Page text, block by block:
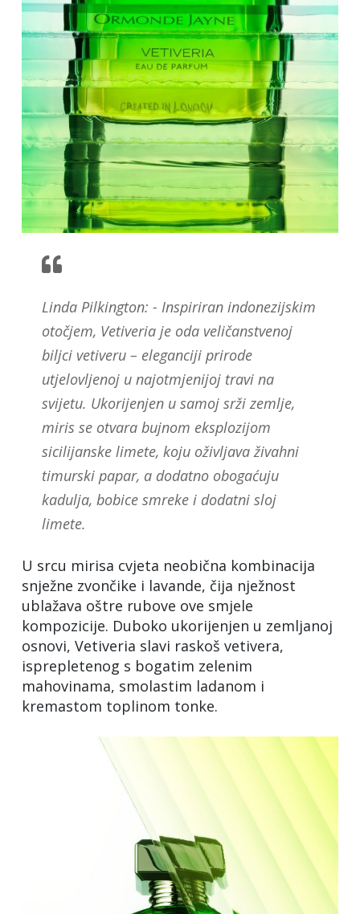
Linda Pilkington: - Inspiriran indonezijskim
otočjem, Vetiveria je oda veličanstvenoj
biljci vetiveru – eleganciji prirode
utjelovljenoj u najotmjenijoj travi na
svijetu. Ukorijenjen u samoj srži zemlje,
miris se otvara bujnom eksplozijom
sicilijanske limete, koju oživljava živahni
timurski papar, a dodatno obogaćuju
kadulja, bobice smreke i dodatni sloj
limete.
U srcu mirisa cvjeta neobična kombinacija
snježne zvončike i lavande, čija nježnost
ublažava oštre rubove ove smjele
kompozicije. Duboko ukorijenjen u zemljanoj
osnovi, Vetiveria slavi raskoš vetivera,
isprepletenog s bogatim zelenim
mahovinama, smolastim ladanom i
kremastom toplinom tonke.